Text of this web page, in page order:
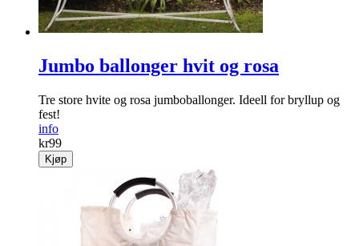
Jumbo ballonger hvit og rosa
Tre store hvite og rosa jumboballonger. Ideell for bryllup og
fest!
info
kr99
Kjøp